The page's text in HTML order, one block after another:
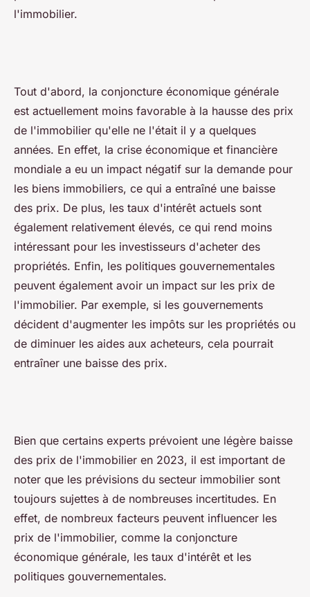
l'immobilier.
Tout d'abord, la conjoncture économique générale
est actuellement moins favorable à la hausse des prix
de l'immobilier qu'elle ne l'était il y a quelques
années. En effet, la crise économique et financière
mondiale a eu un impact négatif sur la demande pour
les biens immobiliers, ce qui a entraîné une baisse
des prix. De plus, les taux d'intérêt actuels sont
également relativement élevés, ce qui rend moins
intéressant pour les investisseurs d'acheter des
propriétés. Enfin, les politiques gouvernementales
peuvent également avoir un impact sur les prix de
l'immobilier. Par exemple, si les gouvernements
décident d'augmenter les impôts sur les propriétés ou
de diminuer les aides aux acheteurs, cela pourrait
entraîner une baisse des prix.
Bien que certains experts prévoient une légère baisse
des prix de l'immobilier en 2023, il est important de
noter que les prévisions du secteur immobilier sont
toujours sujettes à de nombreuses incertitudes. En
effet, de nombreux facteurs peuvent influencer les
prix de l'immobilier, comme la conjoncture
économique générale, les taux d'intérêt et les
politiques gouvernementales.